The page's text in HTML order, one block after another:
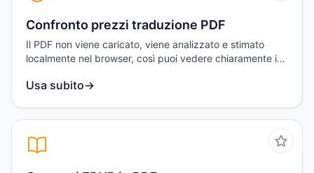
Confronto prezzi traduzione PDF
Il PDF non viene caricato, viene analizzato e stimato
localmente nel browser, così puoi vedere chiaramente in
traduzione.
Usa subito→